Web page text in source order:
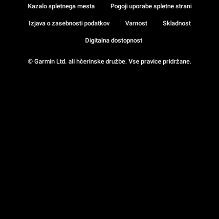
© Garmin Ltd. ali hčerinske družbe. Vse pravice pridržane.
Kazalo spletnega mesta Pogoji uporabe spletne strani
Izjava o zasebnosti podatkov Varnost Skladnost
Digitalna dostopnost